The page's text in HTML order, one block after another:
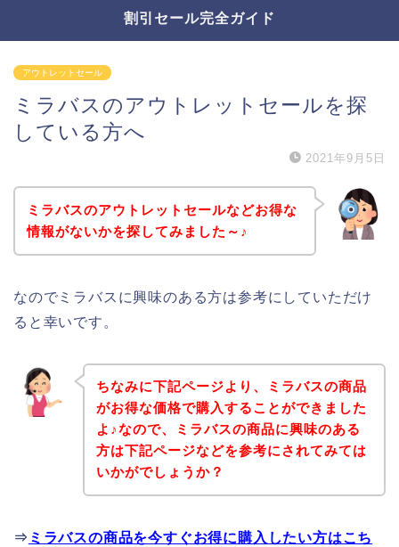
割引セール完全ガイド
アウトレットセール
ミラバスのアウトレットセールを探
している方へ
2021年9月5日
ミラバスのアウトレットセールなどお得な
情報がないかを探してみました～♪
なのでミラバスに興味のある方は参考にしていただけ
ると幸いです。
ちなみに下記ページより、ミラバスの商品
がお得な価格で購入することができました
よ♪なので、ミラバスの商品に興味のある
方は下記ページなどを参考にされてみては
いかがでしょうか？
⇒ ミラバスの商品を今すぐお得に購入したい方はこち